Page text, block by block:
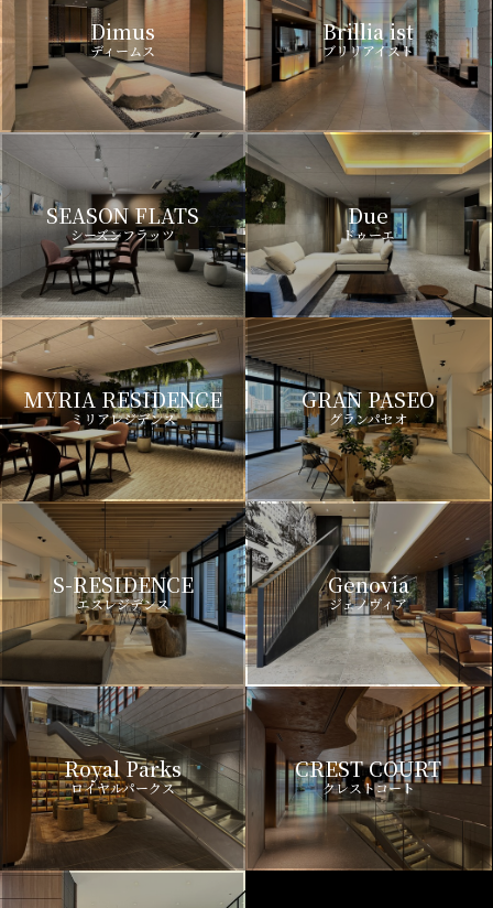
Dimus
ディームス
Brillia ist
ブリリアイスト
SEASON FLATS
シーズンフラッツ
Due
ドゥーエ
MYRIA RESIDENCE
ミリアレジデンス
GRAN PASEO
グランパセオ
S-RESIDENCE
エスレジデンス
Genovia
ジェノヴィア
Royal Parks
ロイヤルパークス
CREST COURT
クレストコート